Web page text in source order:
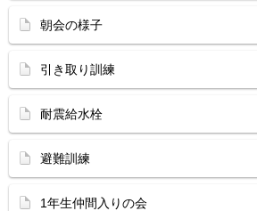
朝会の様子
引き取り訓練
耐震給水栓
避難訓練
1年生仲間入りの会